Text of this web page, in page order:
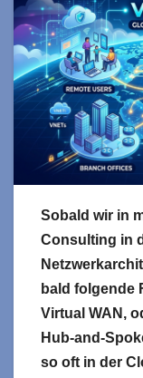
Sobald wir in
Consulting in
bald folgende
Virtual WAN,
Hub-and-
so oft in der